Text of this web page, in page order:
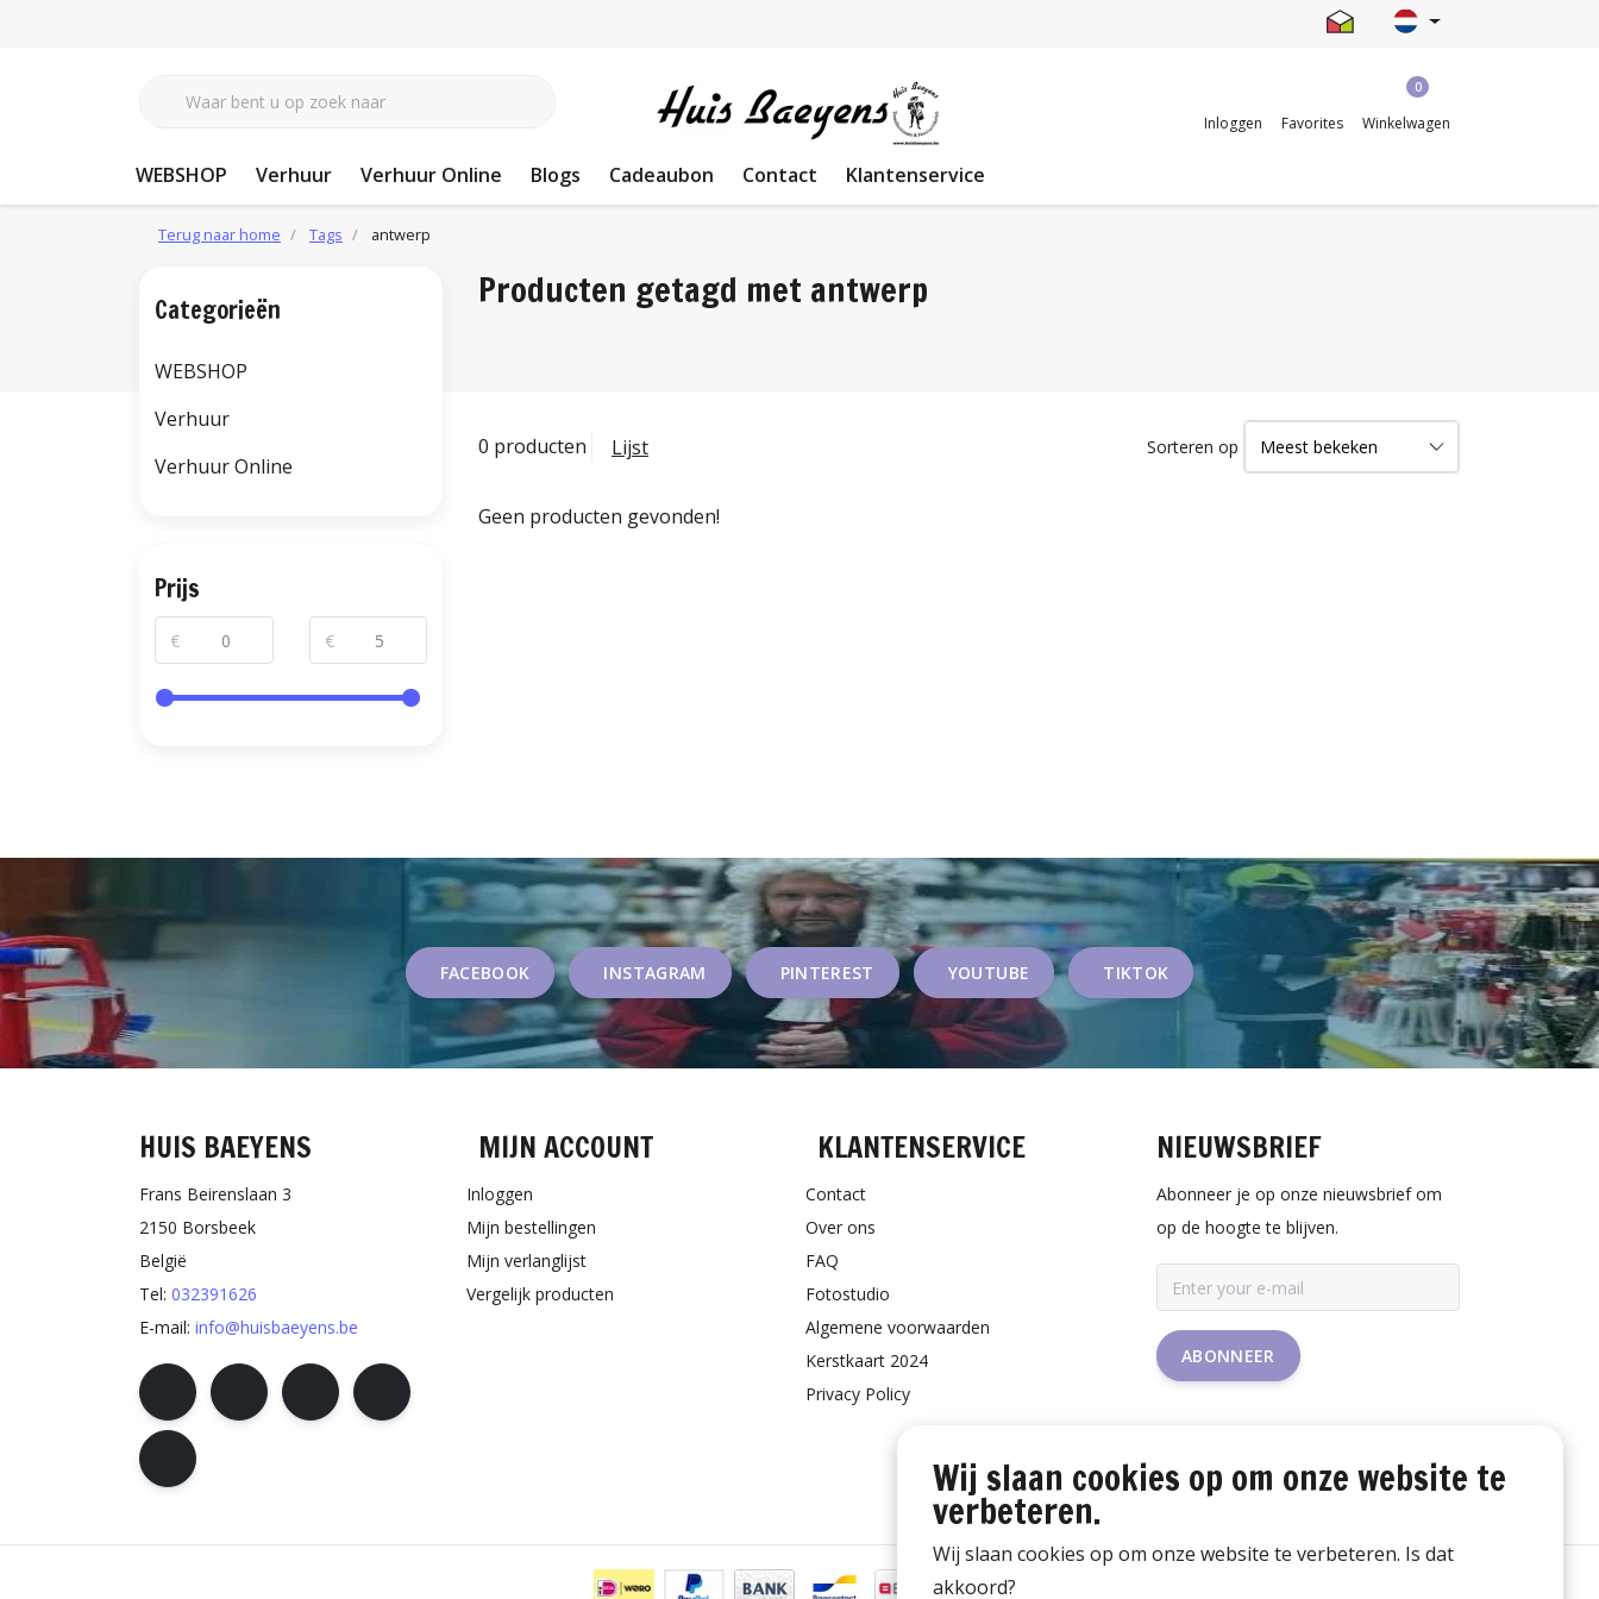
Inloggen Favorites
0
Winkelwagen
WEBSHOP Verhuur Verhuur Online Blogs Cadeaubon Contact Klantenservice
Terug naar home Tags antwerp
Producten getagd met antwerp
0 producten Lijst Sorteren op
Geen producten gevonden!
Categorieën
WEBSHOP
Verhuur
Verhuur Online
Prijs
€ €
FACEBOOK INSTAGRAM PINTEREST YOUTUBE TIKTOK
HUIS BAEYENS
Frans Beirenslaan 3
2150 Borsbeek
België
Tel: 032391626
E-mail: info@huisbaeyens.be
MIJN ACCOUNT
Inloggen
Mijn bestellingen
Mijn verlanglijst
Vergelijk producten
KLANTENSERVICE
Contact
Over ons
FAQ
Fotostudio
Algemene voorwaarden
Kerstkaart 2024
Privacy Policy
NIEUWSBRIEF
Abonneer je op onze nieuwsbrief om
op de hoogte te blijven.
ABONNEER
Wij slaan cookies op om onze website te
verbeteren.
Wij slaan cookies op om onze website te verbeteren. Is dat
akkoord?